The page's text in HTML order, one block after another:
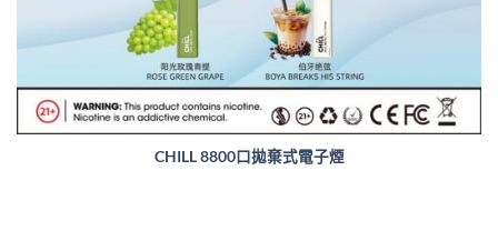
CHILL 8800口拋棄式電子煙